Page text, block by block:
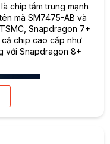
chip tầm trung mạnh
mã SM7475-AB và
Snapdragon 7+
cả chip cao cấp như
với Snapdragon 8+